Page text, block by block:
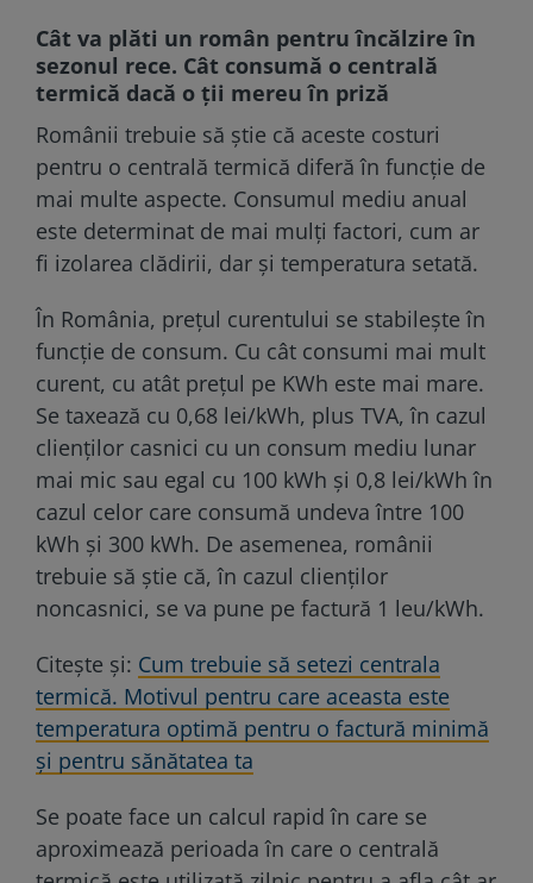
Cât va plăti un român pentru încălzire în
sezonul rece. Cât consumă o centrală
termică dacă o ţii mereu în priză
Românii trebuie să știe că aceste costuri
pentru o centrală termică diferă în funcție de
mai multe aspecte. Consumul mediu anual
este determinat de mai mulți factori, cum ar
fi izolarea clădirii, dar și temperatura setată.
În România, prețul curentului se stabilește în
funcție de consum. Cu cât consumi mai mult
curent, cu atât prețul pe KWh este mai mare.
Se taxează cu 0,68 lei/kWh, plus TVA, în cazul
clienților casnici cu un consum mediu lunar
mai mic sau egal cu 100 kWh și 0,8 lei/kWh în
cazul celor care consumă undeva între 100
kWh și 300 kWh. De asemenea, românii
trebuie să știe că, în cazul clienților
noncasnici, se va pune pe factură 1 leu/kWh.
Citește și: Cum trebuie să setezi centrala
termică. Motivul pentru care aceasta este
temperatura optimă pentru o factură minimă
și pentru sănătatea ta
Se poate face un calcul rapid în care se
aproximează perioada în care o centrală